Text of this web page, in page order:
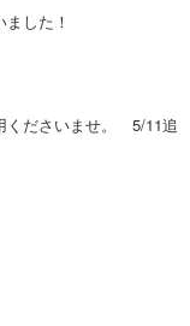
した！
くださいませ。 5/11追